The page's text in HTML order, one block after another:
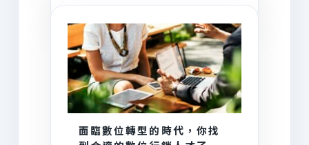
面臨數位轉型的時代，你找